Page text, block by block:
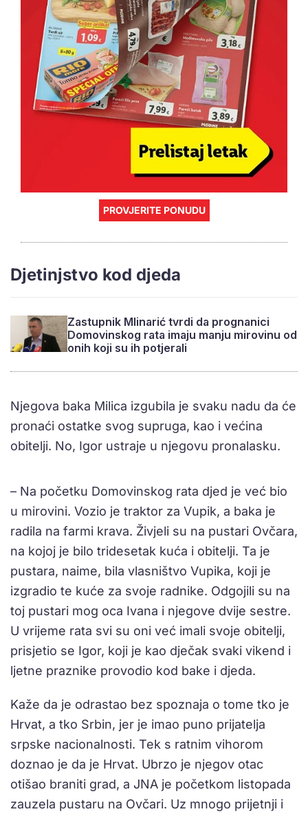
PROVJERITE PONUDU
Djetinjstvo kod djeda
Zastupnik Mlinarić tvrdi da prognanici
Domovinskog rata imaju manju mirovinu od
onih koji su ih potjerali
Njegova baka Milica izgubila je svaku nadu da će
pronaći ostatke svog supruga, kao i većina
obitelji. No, Igor ustraje u njegovu pronalasku.
– Na početku Domovinskog rata djed je već bio
u mirovini. Vozio je traktor za Vupik, a baka je
radila na farmi krava. Živjeli su na pustari Ovčara,
na kojoj je bilo tridesetak kuća i obitelji. Ta je
pustara, naime, bila vlasništvo Vupika, koji je
izgradio te kuće za svoje radnike. Odgojili su na
toj pustari mog oca Ivana i njegove dvije sestre.
U vrijeme rata svi su oni već imali svoje obitelji,
prisjetio se Igor, koji je kao dječak svaki vikend i
ljetne praznike provodio kod bake i djeda.
Kaže da je odrastao bez spoznaja o tome tko je
Hrvat, a tko Srbin, jer je imao puno prijatelja
srpske nacionalnosti. Tek s ratnim vihorom
doznao je da je Hrvat. Ubrzo je njegov otac
otišao braniti grad, a JNA je početkom listopada
zauzela pustaru na Ovčari. Uz mnogo prijetnji i